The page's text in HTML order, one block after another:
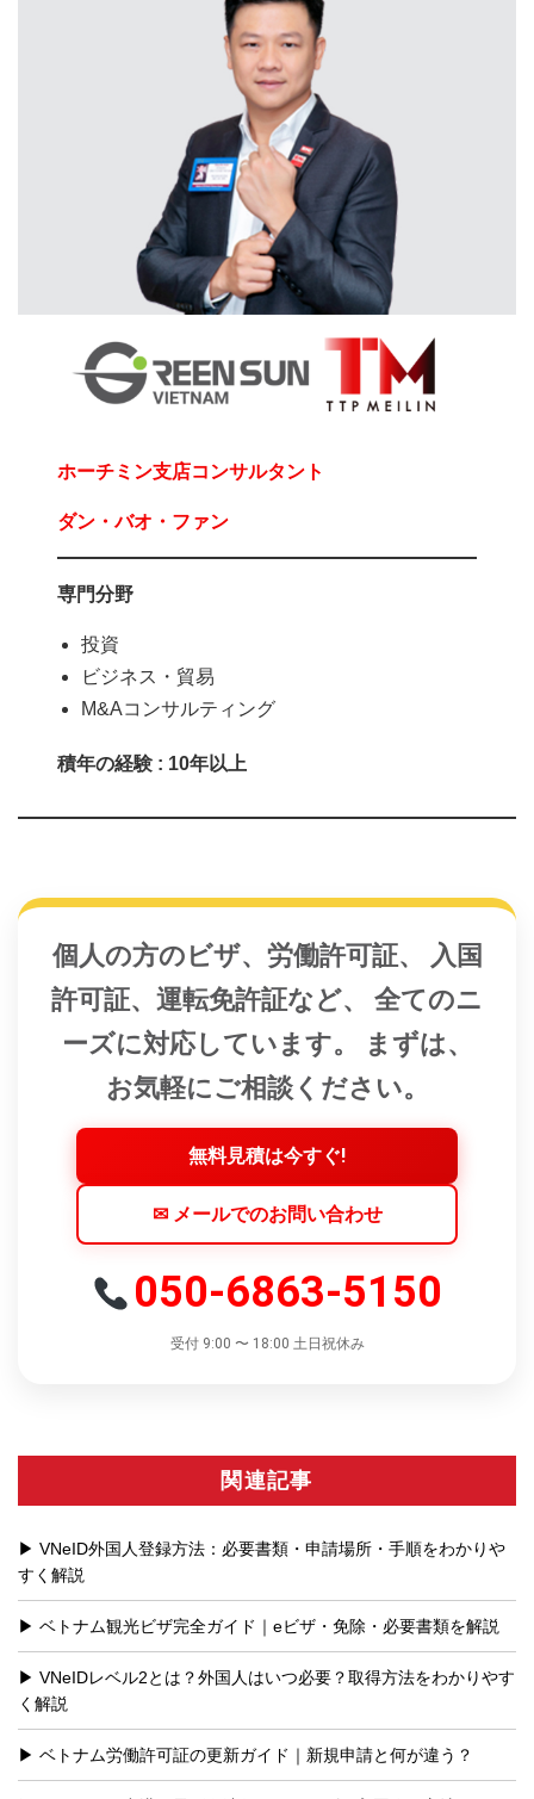
ホーチミン支店コンサルタント
ダン・バオ・ファン
専門分野
投資
ビジネス・貿易
M&Aコンサルティング
積年の経験 : 10年以上
個人の方のビザ、労働許可証、 入国
許可証、運転免許証など、 全てのニ
ーズに対応しています。 まずは、
お気軽にご相談ください。
無料見積は今すぐ!
✉ メールでのお問い合わせ
050-6863-5150
受付 9:00 〜 18:00 土日祝休み
関連記事
VNeID外国人登録方法：必要書類・申請場所・手順をわかりや
すく解説
ベトナム観光ビザ完全ガイド｜eビザ・免除・必要書類を解説
VNeIDレベル2とは？外国人はいつ必要？取得方法をわかりやす
く解説
ベトナム労働許可証の更新ガイド｜新規申請と何が違う？